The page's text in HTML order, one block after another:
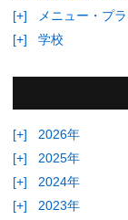
[+]
メニュー・プ
[+]
学校
[+]
2026年
[+]
2025年
[+]
2024年
[+]
2023年